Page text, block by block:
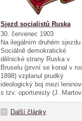
Sjezd socialistů Ruska
30. červenec 1903
Na ilegálním druhém sjezdu
Sociálně demokratické
dělnické strany Ruska v
Bruselu (první se konal v
1898) vzplanul prudký
ideologický boj mezi
s tzv. oportunisty (J.
Další články